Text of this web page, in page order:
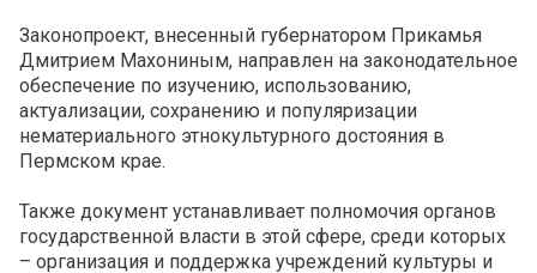
Законопроект, внесенный губернатором Прикамья
Дмитрием Махониным, направлен на законодательное
обеспечение по изучению, использованию,
актуализации, сохранению и популяризации
нематериального этнокультурного достояния в
Пермском крае.
Также документ устанавливает полномочия органов
государственной власти в этой сфере, среди которых
– организация и поддержка учреждений культуры и